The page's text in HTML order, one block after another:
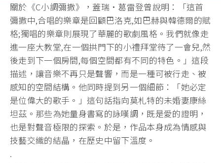
關於《C小調彌撒》，蓋瑞·葛雷登曾說明：「這首
彌撒中,合唱的樂章是回顧巴洛克,如巴赫與韓德爾的賦
格;獨唱的樂章則展現了華麗的歌劇風格。我們就像走
進一座大教堂,在一個拱門下的小禮拜堂待了一會兒,然
後走到下一個房間,每個空間都有不同的特色。」這段
描述，讓音樂不再只是聲響， 而是一種可被行走、被
感知的空間結構。他同時提到另一個細節：「她必定
是位偉大的歌手。」這句話指向莫札特的未婚妻康絲
坦茲。 那些為她量身書寫的詠嘆調，既是愛的證明，
也是對聲音極限的探索。於是， 作品本身成為情感與
技藝交織的結晶，在歷史中留下溫度。
.